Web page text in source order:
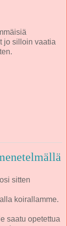
jo silloin vaatia
sitten
koirallamme.
saatu opetettua